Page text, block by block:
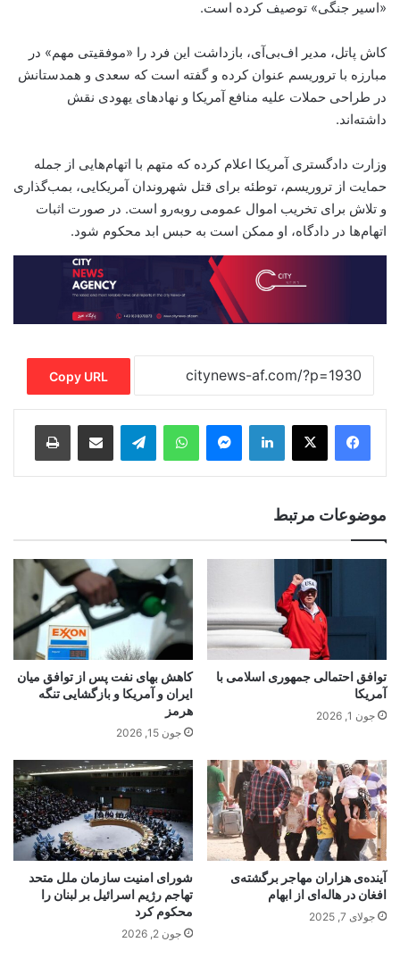
«اسیر جنگی» توصیف کرده است.
کاش پاتل، مدیر اف‌بی‌آی، بازداشت این فرد را «موفقیتی مهم» در
مبارزه با تروریسم عنوان کرده و گفته است که سعدی و همدستانش
در طراحی حملات علیه منافع آمریکا و نهادهای یهودی نقش
داشته‌اند.
وزارت دادگستری آمریکا اعلام کرده که متهم با اتهام‌هایی از جمله
حمایت از تروریسم، توطئه برای قتل شهروندان آمریکایی، بمب‌گذاری
و تلاش برای تخریب اموال عمومی روبه‌رو است. در صورت اثبات
اتهام‌ها در دادگاه، او ممکن است به حبس ابد محکوم شود.
Copy URL
LinkedIn
Messenger
WhatsApp
Telegram
Share via Email
Print
موضوعات مرتبط
توافق احتمالی جمهوری اسلامی با
آمریکا
جون 1, 2026
کاهش بهای نفت پس از توافق میان
ایران و آمریکا و بازگشایی تنگه
هرمز
جون 15, 2026
آینده‌‌ی هزاران مهاجر برگشته‌ی
افغان در هاله‌ای از ابهام
جولای 7, 2025
شورای امنیت سازمان ملل متحد
تهاجم رژیم اسرائیل بر لبنان را
محکوم کرد
جون 2, 2026